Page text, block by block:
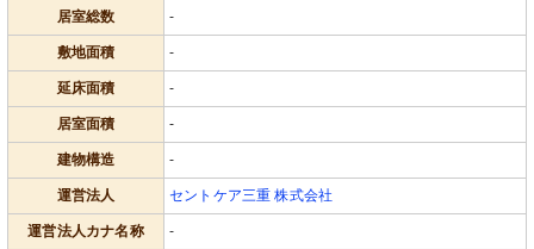
居室総数 -
敷地面積 -
延床面積 -
居室面積 -
建物構造 -
運営法人 セントケア三重 株式会社
運営法人カナ名称 -